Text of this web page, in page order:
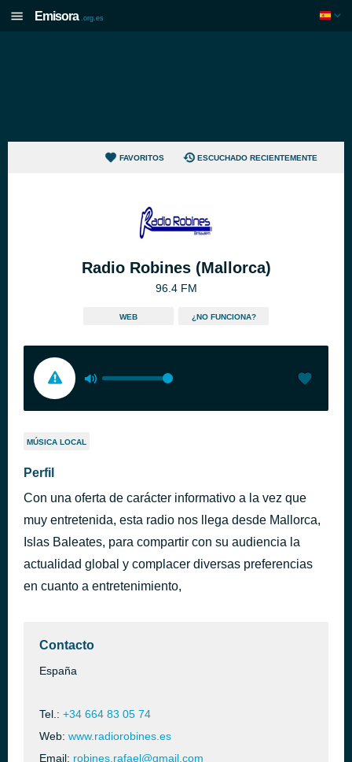
Emisora .org.es
FAVORITOS ESCUCHADO RECIENTEMENTE
Radio Robines (Mallorca)
96.4 FM
WEB ¿NO FUNCIONA?
MÚSICA LOCAL
Perfil
Con una oferta de carácter informativo a la vez que
muy entretenida, esta radio nos llega desde Mallorca,
Islas Baleates, para compartir con su audiencia la
actualidad global y complacer diversas preferencias
en cuanto a entretenimiento,
Contacto
España
Tel.: +34 664 83 05 74
Web: www.radiorobines.es
Email: robines.rafael@gmail.com